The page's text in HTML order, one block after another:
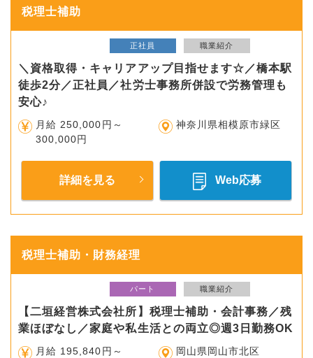
税理士補助
正社員 職業紹介
＼資格取得・キャリアアップ目指せます☆／橋本駅
徒歩2分／正社員／社労士事務所併設で労務管理も
安心♪
月給 250,000円～
300,000円
神奈川県相模原市緑区
詳細を見る Web応募
税理士補助・財務経理
パート 職業紹介
【二垣経営株式会社所】税理士補助・会計事務／残
業ほぼなし／家庭や私生活との両立◎週3日勤務OK
月給 195,840円～
岡山県岡山市北区